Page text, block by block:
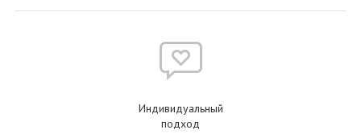
Индивидуальный
подход